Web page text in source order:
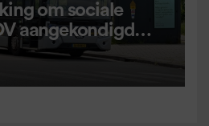
om sociale
aangekondigd